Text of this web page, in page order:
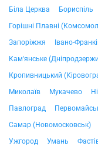
Біла Церква Бориспіль
Горішні Плавні
Запоріжжя
Івано-
Кам'янське
Кропивницький
Миколаїв
Мукачево
Павлоград
Самар (Новомосковськ)
Ужгород
Умань